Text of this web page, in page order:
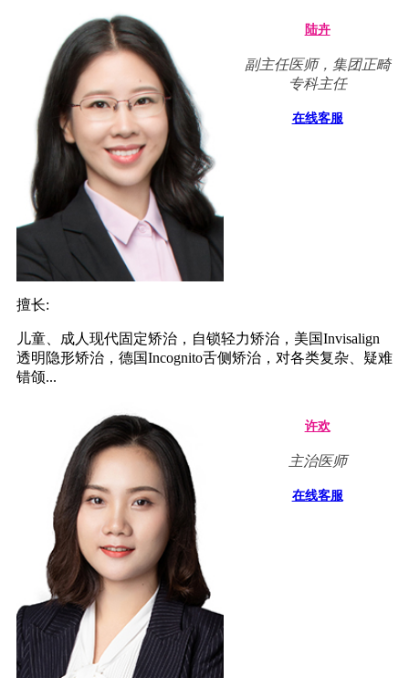
陆卉
副主任医师，集团正畸
专科主任
在线客服
擅长:
儿童、成人现代固定矫治，自锁轻力矫治，美国Invisalign
透明隐形矫治，德国Incognito舌侧矫治，对各类复杂、疑难
错颌...
许欢
主治医师
在线客服